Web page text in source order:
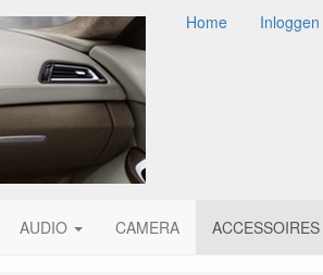
Home Inloggen
AUDIO CAMERA ACCESSOIRES